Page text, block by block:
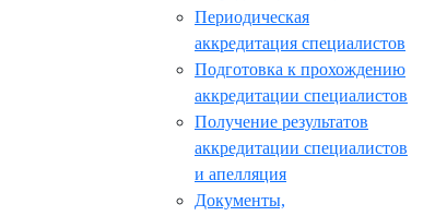
Периодическая
аккредитация специалистов
Подготовка к прохождению
аккредитации специалистов
Получение результатов
аккредитации специалистов
и апелляция
Документы,